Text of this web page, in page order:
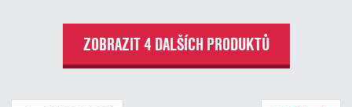
ZOBRAZIT 4 DALŠÍCH PRODUKTŮ